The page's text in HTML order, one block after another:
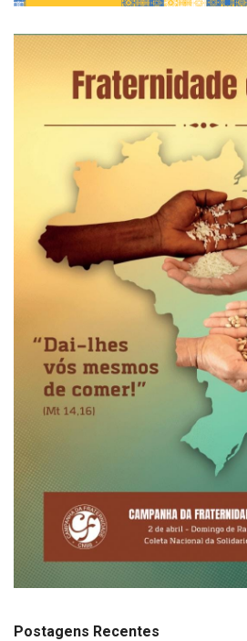
Postagens Recentes